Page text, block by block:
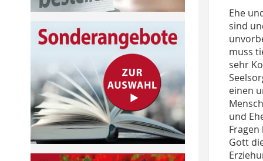
galleryEhe
sind
muss
sehr
einen
und
Gott